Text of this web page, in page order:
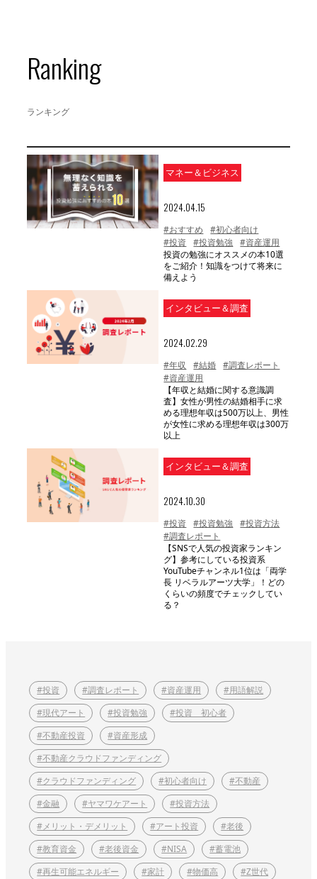
Ranking
ランキング
マネー＆ビジネス
2024.04.15
#おすすめ
#初心者向け
#投資
#投資勉強
#資産運用
投資の勉強にオススメの本10選
をご紹介！知識をつけて将来に
備えよう
インタビュー＆調査
2024.02.29
#年収 #結婚
#調査レポート
#資産運用
【年収と結婚に関する意識調
査】女性が男性の結婚相手に求
める理想年収は500万以上、男性
が女性に求める理想年収は300万
以上
インタビュー＆調査
2024.10.30
#投資 #投資勉強
#投資方法
#調査レポート
【SNSで人気の投資家ランキン
グ】参考にしている投資系
YouTubeチャンネル1位は「両学
長 リベラルアーツ大学」！どの
くらいの頻度でチェックしてい
る？
#投資 #調査レポート #資産運用
#用語解説
#現代アート
#投資勉強
#投資 初心者
#不動産投資
#資産形成
#不動産クラウドファンディング
#クラウドファンディング
#初心者向け
#不動産
#金融
#ヤマワケアート
#投資方法
#メリット・デメリット
#アート投資
#老後
#教育資金
#老後資金 #NISA
#蓄電池
#再生可能エネルギー
#家計 #物価高
#Z世代